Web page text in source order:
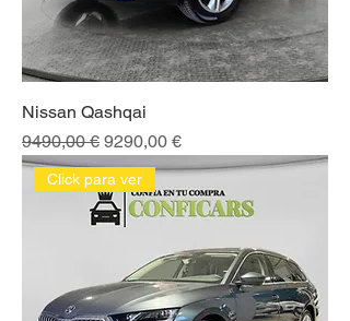
Nissan Qashqai
Precio
9490,00 € Precio de oferta
9290,00 €
Click para ver